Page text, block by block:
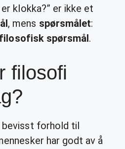
er klokka?” er ikke et
, mens spørsmålet:
filosofisk spørsmål.
filosofi
forhold til
har godt av å